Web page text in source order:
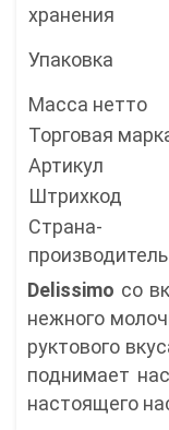
хранения
Упаковка
Масса нетто
Торговая
Артикул
Штрихкод
Страна-
производитель
Delissimo со
нежного
руктового
поднимает
настоящего